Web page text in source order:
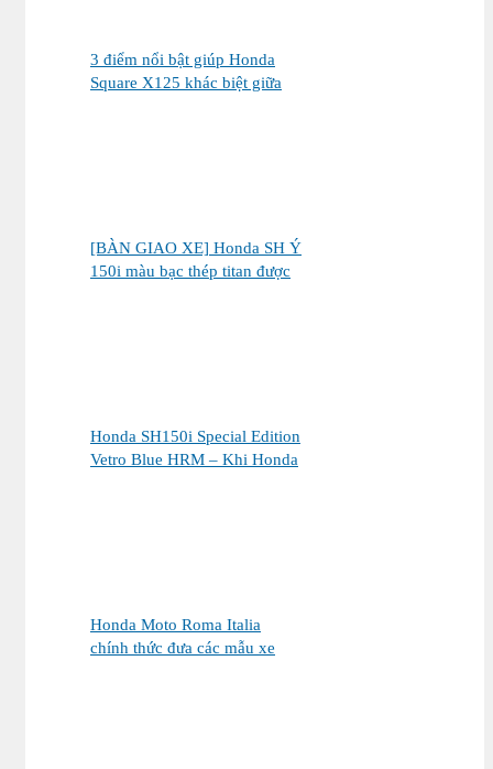
3 điểm nổi bật giúp Honda
Square X125 khác biệt giữa
[BÀN GIAO XE] Honda SH Ý
150i màu bạc thép titan được
Honda SH150i Special Edition
Vetro Blue HRM – Khi Honda
Honda Moto Roma Italia
chính thức đưa các mẫu xe